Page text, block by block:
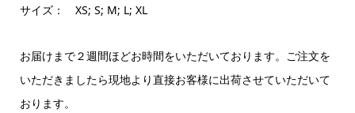
サイズ： XS; S; M; L; XL
お届けまで２週間ほどお時間をいただいております。ご注文を
いただきましたら現地より直接お客様に出荷させていただいて
おります。